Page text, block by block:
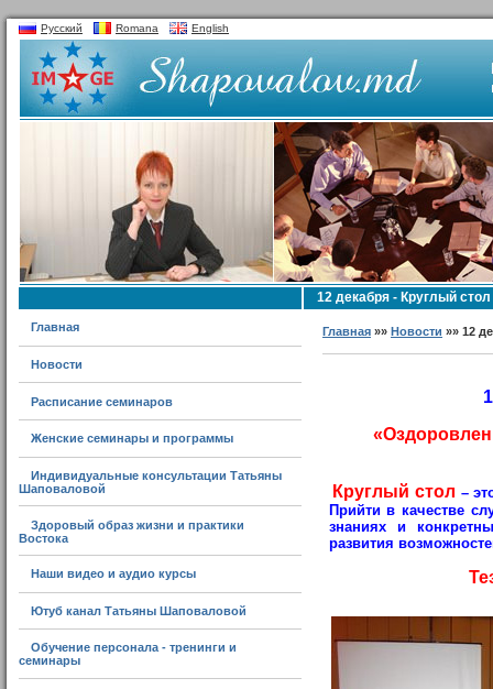
Русский Romana English
Главная
Новости
Расписание семинаров
Женские семинары и программы
Индивидуальные консультации Татьяны
Шаповаловой
Здоровый образ жизни и практики
Востока
Наши видео и аудио курсы
Ютуб канал Татьяны Шаповаловой
Обучение персонала - тренинги и
семинары
12 декабря - Круглый
Главная »»Новости »» 12
Круглый стол –
Прийти в качестве
знаниях и
развития